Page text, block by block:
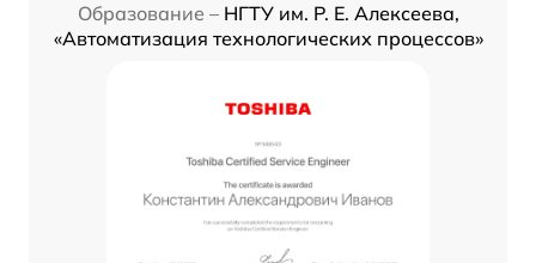
Образование – НГТУ им. Р. Е. Алексеева,
«Автоматизация технологических процессов»